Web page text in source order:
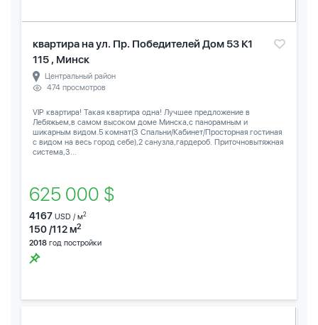
квартира на ул. Пр. Победителей Дом 53 К1
115 , Минск
Центральный район
474 просмотров
VIP квартира! Такая квартира одна! Лучшее предложение в
Лебяжьем,в самом высоком доме Минска,с панорамным и
шикарным видом.5 комнат(3 Спальни/Кабинет/Просторная гостиная
с видом на весь город себе),2 санузла,гардероб. Приточновытяжная
система,3...
625 000 $
4167 USD / м2
150 /112 м2
2018 год постройки